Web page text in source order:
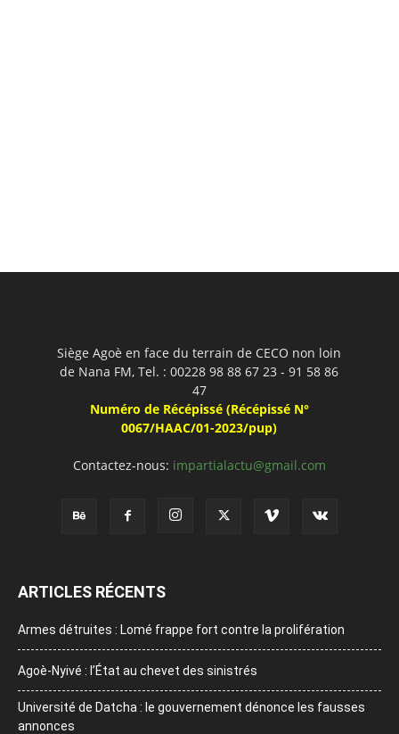
Siège Agoè en face du terrain de CECO non loin
de Nana FM, Tel. : 00228 98 88 67 23 - 91 58 86
47
Numéro de Récépissé (Récépissé N°
0067/HAAC/01-2023/pup)
Contactez-nous: impartialactu@gmail.com
ARTICLES RÉCENTS
Armes détruites : Lomé frappe fort contre la prolifération
Agoè-Nyivé : l’État au chevet des sinistrés
Université de Datcha : le gouvernement dénonce les fausses
annonces